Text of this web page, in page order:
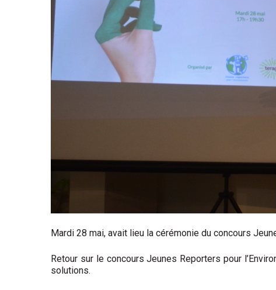
Mardi 28 mai, avait lieu la cérémonie du concours
Retour sur le concours Jeunes Reporters pour
solutions.